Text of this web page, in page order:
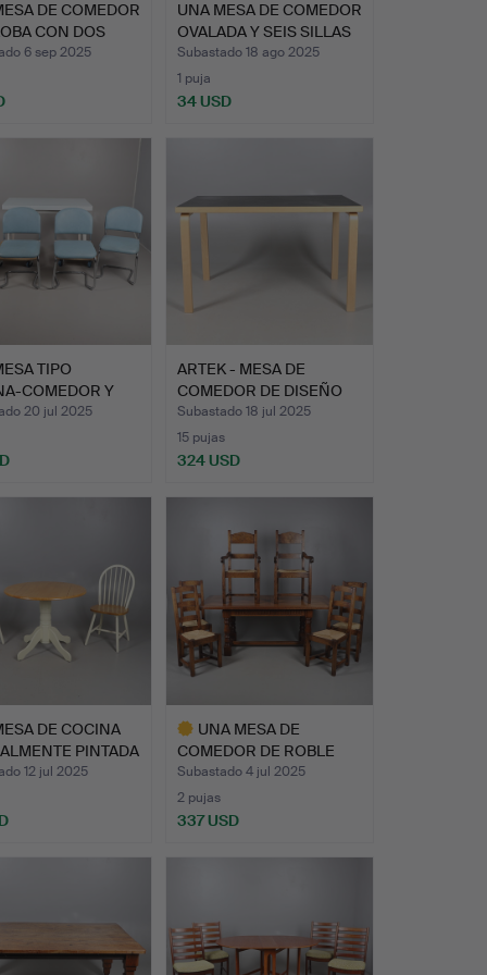
DE COMEDOR
CON DOS
6 sep 2025
UNA MESA DE COMEDOR
OVALADA Y SEIS SILLAS
…
Subastado 18 ago 2025
1 puja
34 USD
TIPO
COMEDOR Y
SILL…
20 jul 2025
ARTEK - MESA DE
COMEDOR DE DISEÑO
FINLANDÉ…
Subastado 18 jul 2025
15 pujas
324 USD
DE COCINA
PINTADA
12 jul 2025
UNA MESA DE
COMEDOR DE ROBLE
BRILLANTE CON…
Subastado 4 jul 2025
2 pujas
337 USD